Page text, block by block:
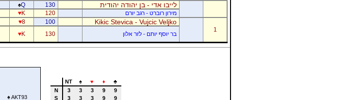
לייבו אדי - בן יהודה יהודית 130
♠Q
מירון רוברט - רגב יורם
120
♥K
1
Kikic Stevica - Vujcic Veljko
100
♥8
בר יוסף יותם - לזר אלון
130
♥K
♠AKT93
NT ♠ ♥ ♦
♣
N
3 3 3 9
9
S
3 3 3 9
9